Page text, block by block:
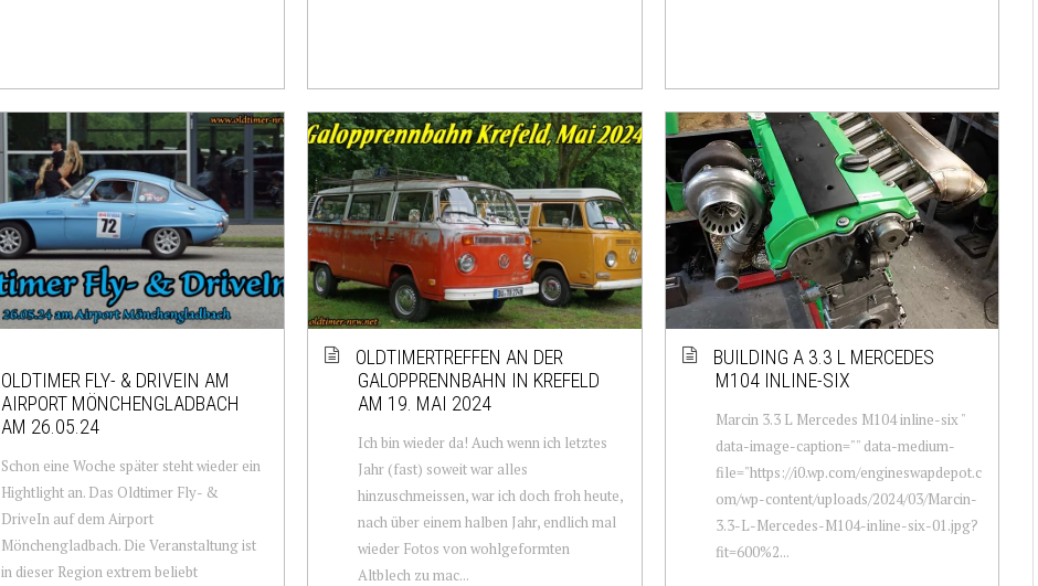
OLDTIMER FLY- & DRIVEIN AM
AIRPORT MÖNCHENGLADBACH
AM 26.05.24
Schon eine Woche später steht wieder ein
Hightlight an. Das Oldtimer Fly- &
DriveIn auf dem Airport
Mönchengladbach. Die Veranstaltung ist
in dieser Region extrem beliebt
OLDTIMERTREFFEN AN DER
GALOPPRENNBAHN IN KREFELD
AM 19. MAI 2024
Ich bin wieder da! Auch wenn ich letztes
Jahr (fast) soweit war alles
hinzuschmeissen, war ich doch froh heute,
nach über einem halben Jahr, endlich mal
wieder Fotos von wohlgeformten
Altblech zu mac...
BUILDING A 3.3 L MERCEDES
M104 INLINE-SIX
Marcin 3.3 L Mercedes M104 inline-six "
data-image-caption="" data-medium-
file="https://i0.wp.com/engineswapdepot.c
om/wp-content/uploads/2024/03/Marcin-
3.3-L-Mercedes-M104-inline-six-01.jpg?
fit=600%2...